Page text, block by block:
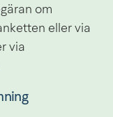
om
eller via
via